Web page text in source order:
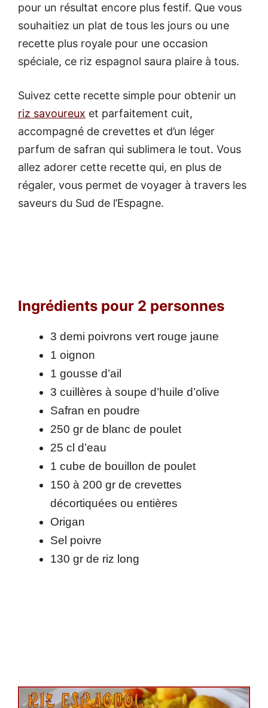
pour un résultat encore plus festif. Que vous
souhaitiez un plat de tous les jours ou une
recette plus royale pour une occasion
spéciale, ce riz espagnol saura plaire à tous.
Suivez cette recette simple pour obtenir un
riz savoureux et parfaitement cuit,
accompagné de crevettes et d’un léger
parfum de safran qui sublimera le tout. Vous
allez adorer cette recette qui, en plus de
régaler, vous permet de voyager à travers les
saveurs du Sud de l’Espagne.
Ingrédients pour 2 personnes
3 demi poivrons vert rouge jaune
1 oignon
1 gousse d’ail
3 cuillères à soupe d’huile d’olive
Safran en poudre
250 gr de blanc de poulet
25 cl d’eau
1 cube de bouillon de poulet
150 à 200 gr de crevettes
décortiquées ou entières
Origan
Sel poivre
130 gr de riz long